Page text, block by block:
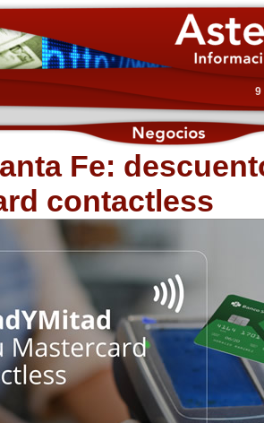
9
Fe:
contactless